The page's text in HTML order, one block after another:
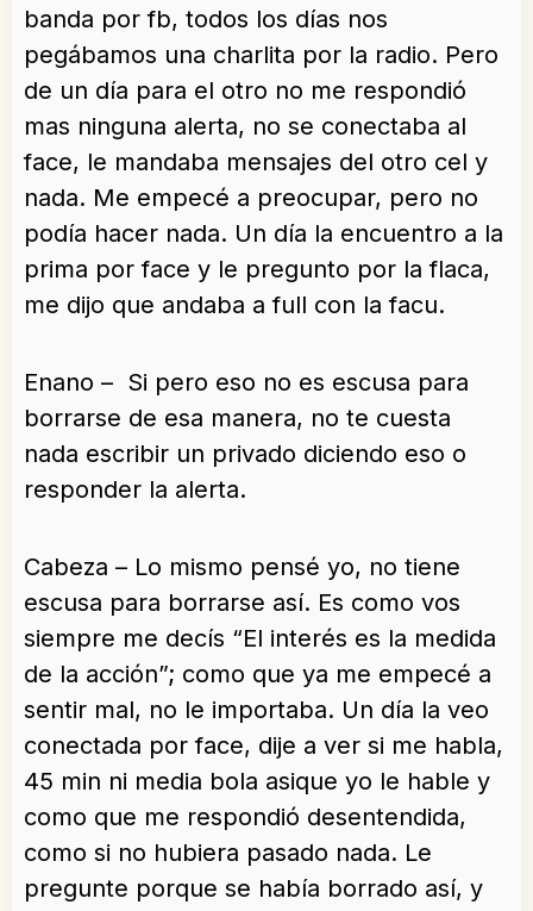
banda por fb, todos los días nos
pegábamos una charlita por la radio. Pero
de un día para el otro no me respondió
mas ninguna alerta, no se conectaba al
face, le mandaba mensajes del otro cel y
nada. Me empecé a preocupar, pero no
podía hacer nada. Un día la encuentro a la
prima por face y le pregunto por la flaca,
me dijo que andaba a full con la facu.
Enano – Si pero eso no es escusa para
borrarse de esa manera, no te cuesta
nada escribir un privado diciendo eso o
responder la alerta.
Cabeza – Lo mismo pensé yo, no tiene
escusa para borrarse así. Es como vos
siempre me decís “El interés es la medida
de la acción”; como que ya me empecé a
sentir mal, no le importaba. Un día la veo
conectada por face, dije a ver si me habla,
45 min ni media bola asique yo le hable y
como que me respondió desentendida,
como si no hubiera pasado nada. Le
pregunte porque se había borrado así, y